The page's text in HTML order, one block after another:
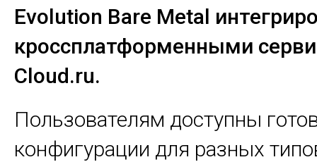
Evolution Bare Metal
кроссплатформенными
Cloud.ru.
Пользователям доступны
конфигурации для разных